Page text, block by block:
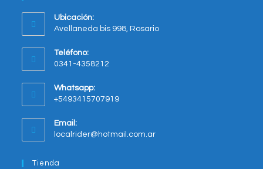
Ubicación:
Avellaneda bis 998, Rosario
in
new
tab
Teléfono:
0341-4358212
Whatsapp:
+5493415707919
in
Email:
localrider@hotmail.com.arOpens
Tienda